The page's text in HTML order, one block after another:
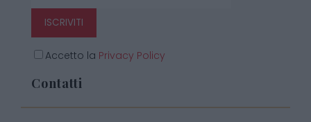
ISCRIVITI
Accetto la Privacy Policy
Contatti